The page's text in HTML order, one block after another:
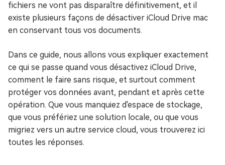
fichiers ne vont pas disparaître définitivement, et il
existe plusieurs façons de désactiver iCloud Drive mac
en conservant tous vos documents.
Dans ce guide, nous allons vous expliquer exactement
ce qui se passe quand vous désactivez iCloud Drive,
comment le faire sans risque, et surtout comment
protéger vos données avant, pendant et après cette
opération. Que vous manquiez d'espace de stockage,
que vous préfériez une solution locale, ou que vous
migriez vers un autre service cloud, vous trouverez ici
toutes les réponses.